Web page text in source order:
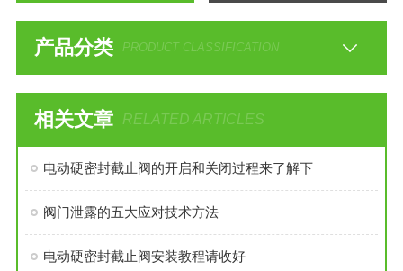
产品分类 PRODUCT CLASSIFICATION
相关文章 RELATED ARTICLES
电动硬密封截止阀的开启和关闭过程来了解下
阀门泄露的五大应对技术方法
电动硬密封截止阀安装教程请收好